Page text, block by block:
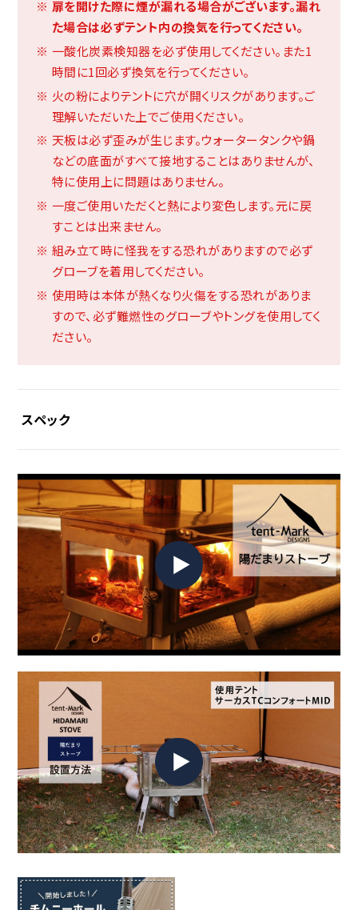
扉を開けた際に煙が漏れる場合がございます。漏れ
た場合は必ずテント内の換気を行ってください。
一酸化炭素検知器を必ず使用してください。また1
時間に1回必ず換気を行ってください。
火の粉によりテントに穴が開くリスクがあります。ご
理解いただいた上でご使用ください。
天板は必ず歪みが生じます。ウォータータンクや鍋
などの底面がすべて接地することはありませんが、
特に使用上に問題はありません。
一度ご使用いただくと熱により変色します。元に戻
すことは出来ません。
組み立て時に怪我をする恐れがありますので必ず
グローブを着用してください。
使用時は本体が熱くなり火傷をする恐れがありま
すので、必ず難燃性のグローブやトングを使用してく
ださい。
スペック
素材
〇本体
SUS304
〇外気吸入パイプ
アルミニウム
〇ガラス保護カバー
ナイロン+PE板
〇収納ケース
ポリエステルオックスフォード1,680D
ケース収納サイズ
(約)450 × 430 × 430(高)mm
組立サイズ
〇本体
(約)810 × 450 × 2,410(高)mm(バタフライ型ステンレス棚使
用時)
〇外気アルミパイプを伸ばした時の長さ
約2,800mm
〇煙突径
Φ89mm
〇外気パイプ径
Φ89mm